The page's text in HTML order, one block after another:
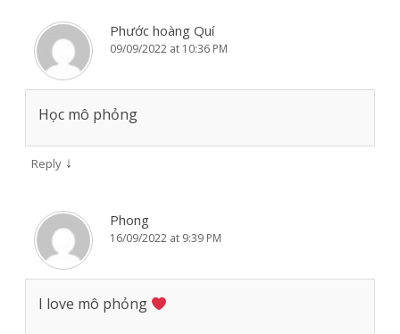
Phước hoàng Quí
09/09/2022 at 10:36 PM
Học mô phỏng
Reply ↓
Phong
16/09/2022 at 9:39 PM
I love mô phỏng